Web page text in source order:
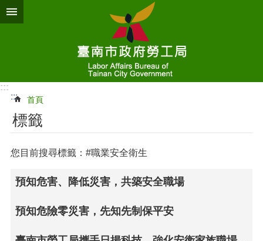
跳到主要內容區塊
:::
:::
首頁
標籤
您目前搜尋標籤：#職業安全衛生
預知危害、降低災害，共築安全職場
預知危險零災害，先知先制保平安